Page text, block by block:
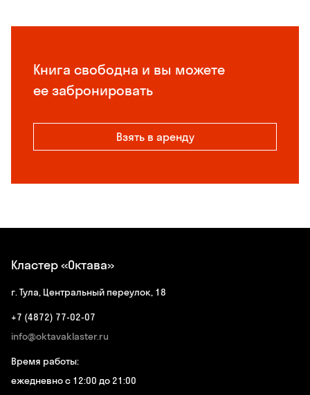
Книга свободна и вы можете
ее забронировать
Взять в аренду
Кластер «Октава»
г. Тула, Центральный переулок, 18
+7 (4872) 77-02-07
info@oktavaklaster.ru
Время работы:
ежедневно с 12:00 до 21:00